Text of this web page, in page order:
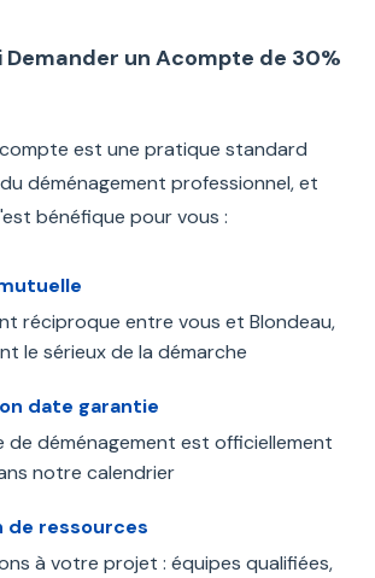
Demander un Acompte de 30%
est une pratique standard
déménagement professionnel, et
bénéfique pour vous :
réciproque entre vous et Blondeau,
le sérieux de la démarche
date garantie
déménagement est officiellement
notre calendrier
de ressources
à votre projet : équipes qualifiées,